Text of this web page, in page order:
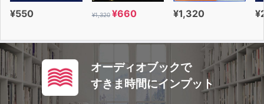
¥550 ¥1,320 ¥660 ¥1,320
オーディオブックで
すきま時間にインプット